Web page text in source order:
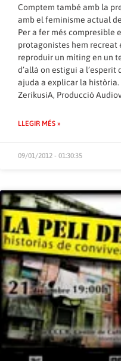
Comptem també amb la
amb el feminisme actual
Per a fer més compresible
protagonistes hem recreat
reproduir un míting en un
d’allà on estigui a l’esperit
ajuda a explicar la història.
ZerikusiA, Producció
LLEGIR MÉS »
09/01/2012 - 01:30:35